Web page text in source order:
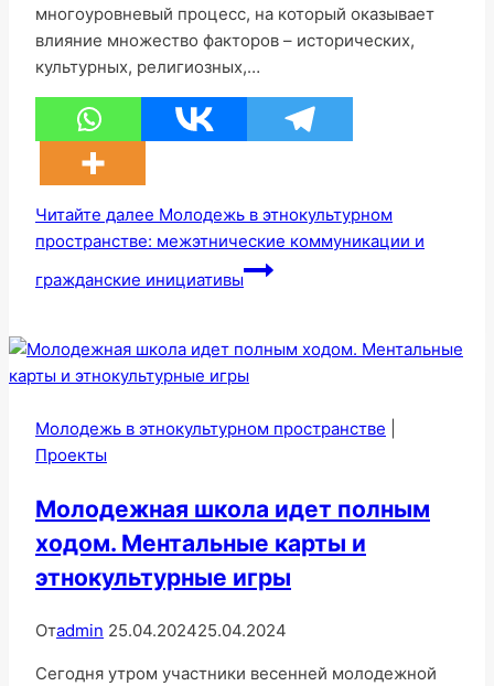
многоуровневый процесс, на который оказывает
влияние множество факторов – исторических,
культурных, религиозных,…
Читайте далее Молодежь в этнокультурном
пространстве: межэтнические коммуникации и
гражданские инициативы
Молодежь в этнокультурном пространстве
Проекты
Молодежная школа идет полным
ходом. Ментальные карты и
этнокультурные игры
Отadmin 25.04.202425.04.2024
Сегодня утром участники весенней молодежной